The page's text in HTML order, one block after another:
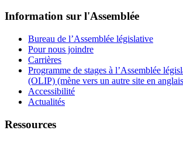
Information sur l'Assemblée
Bureau de l’Assemblée législative
Pour nous joindre
Carrières
Programme de stages à l’Assemblée
(OLIP) (mène vers un autre site en
Accessibilité
Actualités
Ressources